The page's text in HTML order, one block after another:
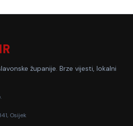
županije. Brze vijesti, lokalni
Osijek